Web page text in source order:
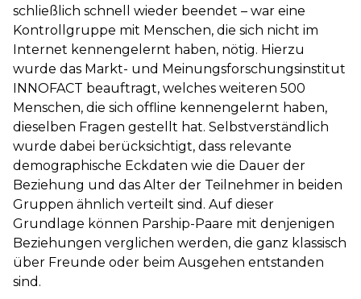
schließlich schnell wieder beendet – war eine
Kontrollgruppe mit Menschen, die sich nicht im
Internet kennengelernt haben, nötig. Hierzu
wurde das Markt- und Meinungsforschungsinstitut
INNOFACT beauftragt, welches weiteren 500
Menschen, die sich offline kennengelernt haben,
dieselben Fragen gestellt hat. Selbstverständlich
wurde dabei berücksichtigt, dass relevante
demographische Eckdaten wie die Dauer der
Beziehung und das Alter der Teilnehmer in beiden
Gruppen ähnlich verteilt sind. Auf dieser
Grundlage können Parship-Paare mit denjenigen
Beziehungen verglichen werden, die ganz klassisch
über Freunde oder beim Ausgehen entstanden
sind.